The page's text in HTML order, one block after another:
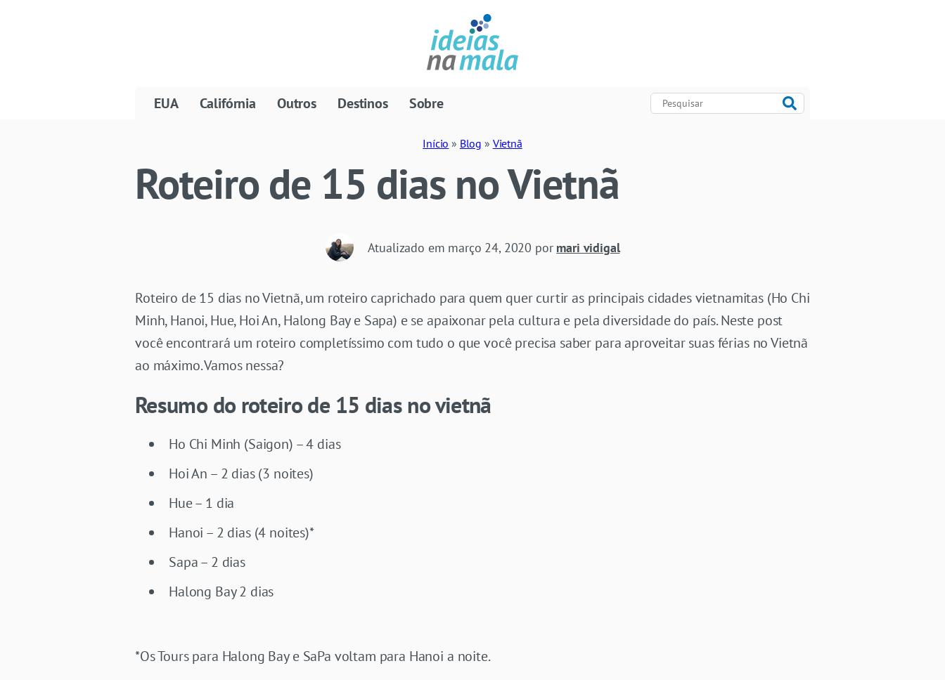
EUA Califórnia Outros Destinos Sobre
Início » Blog » Vietnã
Roteiro de 15 dias no Vietnã
Atualizado em março 24, 2020 por mari vidigal
Roteiro de 15 dias no Vietnã, um roteiro caprichado para quem quer curtir as principais cidades vietnamitas (Ho Chi
Minh, Hanoi, Hue, Hoi An, Halong Bay e Sapa) e se apaixonar pela cultura e pela diversidade do país. Neste post
você encontrará um roteiro completíssimo com tudo o que você precisa saber para aproveitar suas férias no Vietnã
ao máximo. Vamos nessa?
Resumo do roteiro de 15 dias no vietnã
Ho Chi Minh (Saigon) – 4 dias
Hoi An – 2 dias (3 noites)
Hue – 1 dia
Hanoi – 2 dias (4 noites)*
Sapa – 2 dias
Halong Bay 2 dias
*Os Tours para Halong Bay e SaPa voltam para Hanoi a noite.